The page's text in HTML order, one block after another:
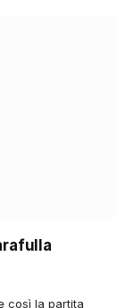
così la partita